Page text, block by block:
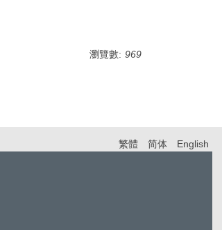
瀏覽數: 969
繁體 简体 English